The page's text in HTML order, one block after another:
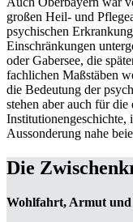
großen Heil- und
psychischen
Einschränkungen
oder Gabersee, die
fachlichen Maßstäben
die Bedeutung der
stehen aber auch für
Aussonderung nahe
Die
Wohlfahrt, Armut